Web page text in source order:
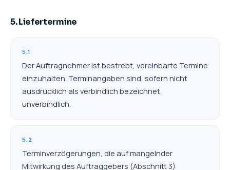
5. Liefertermine
5.1
Der Auftragnehmer ist bestrebt, vereinbarte Termine
einzuhalten. Terminangaben sind, sofern nicht
ausdrücklich als verbindlich bezeichnet,
unverbindlich.
5.2
Terminverzögerungen, die auf mangelnder
Mitwirkung des Auftraggebers (Abschnitt 3)